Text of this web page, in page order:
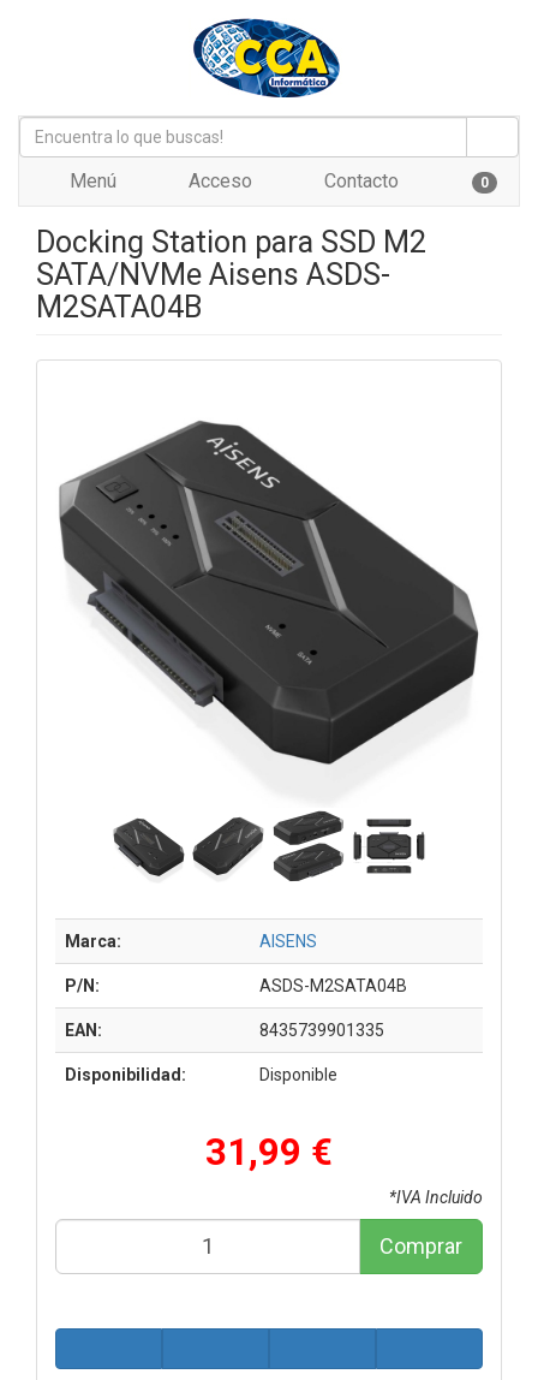
Menú Acceso Contacto 0
Docking Station para SSD M2
SATA/NVMe Aisens ASDS-
M2SATA04B
Marca: AISENS
P/N: ASDS-M2SATA04B
EAN: 8435739901335
Disponibilidad: Disponible
31,99 €
*IVA Incluido
Comprar